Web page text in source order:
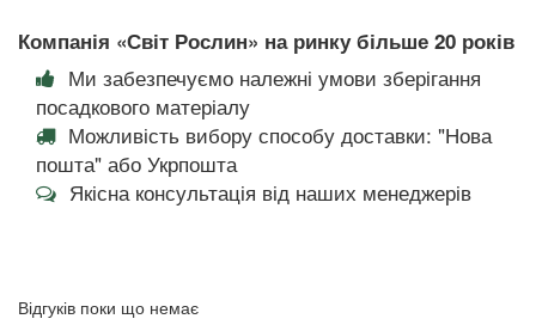
Компанія «Світ Рослин» на ринку більше 20 років
Ми забезпечуємо належні умови зберігання
посадкового матеріалу
Можливість вибору способу доставки: "Нова
пошта" або Укрпошта
Якісна консультація від наших менеджерів
Відгуків поки що немає